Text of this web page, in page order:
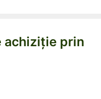
achiziție prin